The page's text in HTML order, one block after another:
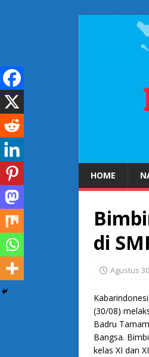
HOME
di
Agustus
(30/08)
Badru
Bangsa.
kelas XI dan